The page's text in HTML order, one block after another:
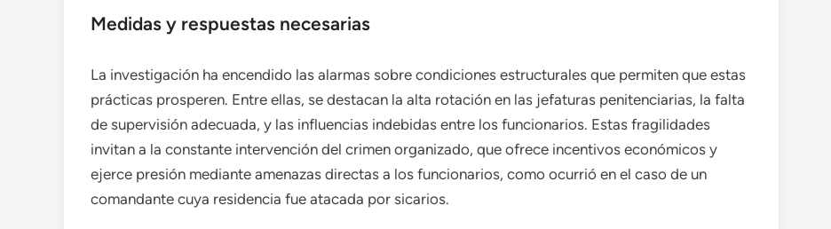
Medidas y respuestas necesarias
La investigación ha encendido las alarmas sobre condiciones estructurales que permiten que estas
prácticas prosperen. Entre ellas, se destacan la alta rotación en las jefaturas penitenciarias, la falta
de supervisión adecuada, y las influencias indebidas entre los funcionarios. Estas fragilidades
invitan a la constante intervención del crimen organizado, que ofrece incentivos económicos y
ejerce presión mediante amenazas directas a los funcionarios, como ocurrió en el caso de un
comandante cuya residencia fue atacada por sicarios.